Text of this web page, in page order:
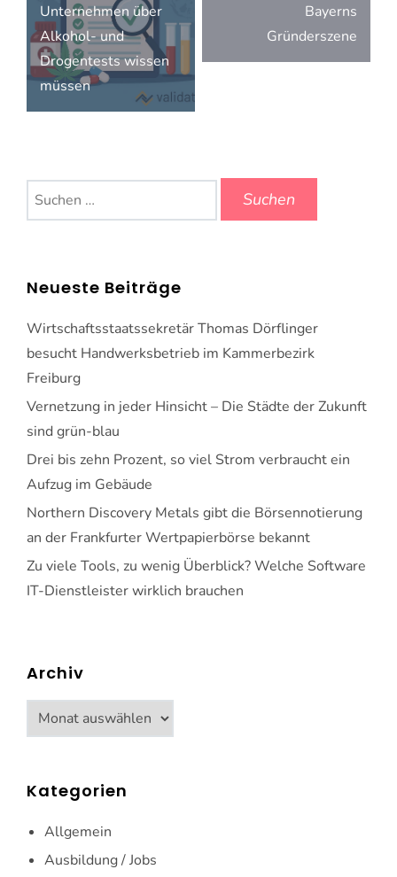
Unternehmen über
Alkohol- und
Drogentests wissen
müssen
Bayerns
Gründerszene
Suchen
nach:
Neueste Beiträge
Wirtschaftsstaatssekretär Thomas Dörflinger
besucht Handwerksbetrieb im Kammerbezirk
Freiburg
Vernetzung in jeder Hinsicht – Die Städte der Zukunft
sind grün-blau
Drei bis zehn Prozent, so viel Strom verbraucht ein
Aufzug im Gebäude
Northern Discovery Metals gibt die Börsennotierung
an der Frankfurter Wertpapierbörse bekannt
Zu viele Tools, zu wenig Überblick? Welche Software
IT-Dienstleister wirklich brauchen
Archiv
Archiv
Kategorien
Allgemein
Ausbildung / Jobs